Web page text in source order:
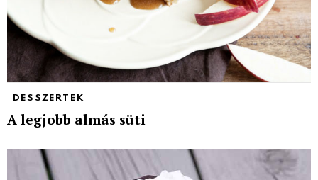
DESSZERTEK
A legjobb almás süti